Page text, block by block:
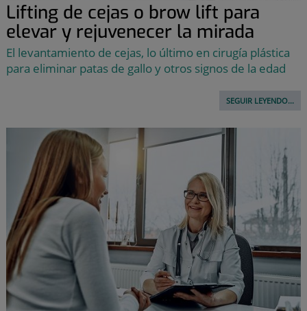
Lifting de cejas o brow lift para
elevar y rejuvenecer la mirada
El levantamiento de cejas, lo último en cirugía plástica
para eliminar patas de gallo y otros signos de la edad
SEGUIR LEYENDO...